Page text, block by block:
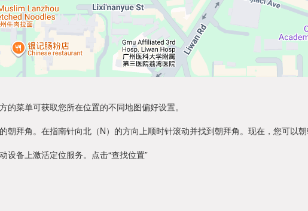
菜单可获取您所在位置的不同地图偏好设置。
拜角。在指南针向北（N）的方向上顺时针滚动并找到朝拜角。现在，您可以朝
设备上激活定位服务。点击“查找位置”